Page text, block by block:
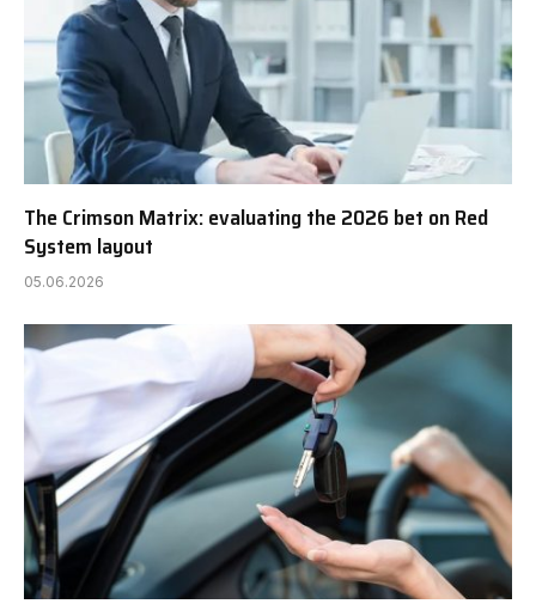
The Crimson Matrix: evaluating the 2026 bet on Red
System layout
05.06.2026